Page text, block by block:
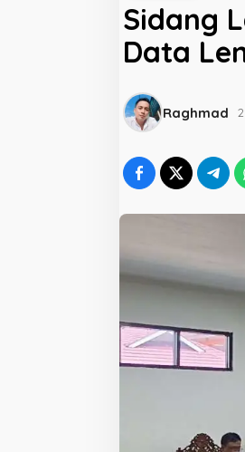
Sidang
Data
Raghmad